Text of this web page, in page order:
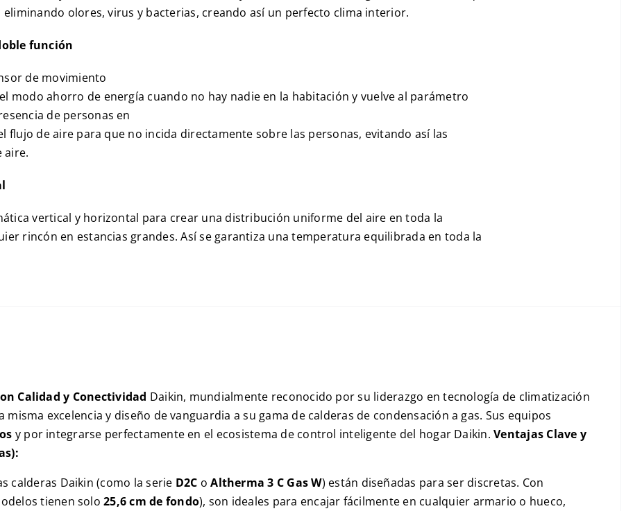
olores, virus y bacterias, creando así un perfecto clima interior.
función
de movimiento
modo ahorro de energía cuando no hay nadie en la habitación y vuelve al parámetro
de personas en
flujo de aire para que no incida directamente sobre las personas, evitando así las
aire.
vertical y horizontal para crear una distribución uniforme del aire en toda la
rincón en estancias grandes. Así se garantiza una temperatura equilibrada en toda la
Calidad y Conectividad Daikin, mundialmente reconocido por su liderazgo en tecnología de climatización
excelencia y diseño de vanguardia a su gama de calderas de condensación a gas. Sus equipos
y por integrarse perfectamente en el ecosistema de control inteligente del hogar Daikin.Ventajas Clave y
calderas Daikin (como la serie D2C oAltherma 3 C Gas W) están diseñadas para ser discretas. Con
tienen solo25,6 cm de fondo), son ideales para encajar fácilmente en cualquier armario o hueco,